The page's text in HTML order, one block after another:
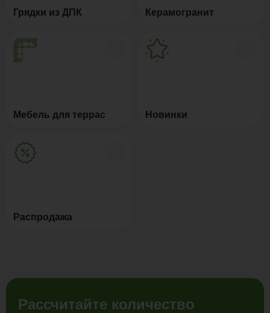
Грядки из ДПК Керамогранит
Мебель для террас Новинки
Распродажа
Рассчитайте количество